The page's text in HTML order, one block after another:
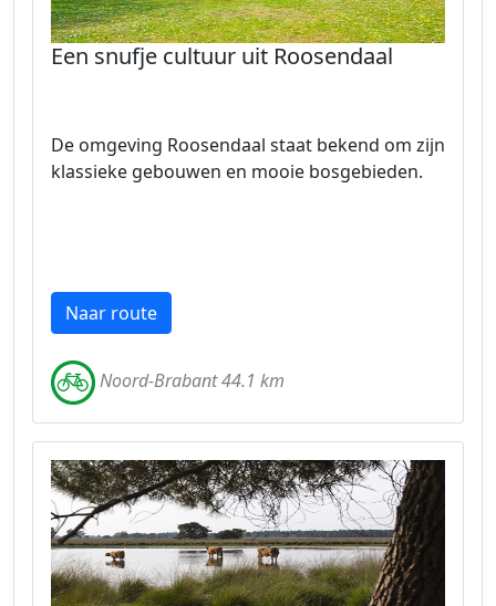
Een snufje cultuur uit Roosendaal
De omgeving Roosendaal staat bekend om zijn
klassieke gebouwen en mooie bosgebieden.
Naar route
Noord-Brabant 44.1 km